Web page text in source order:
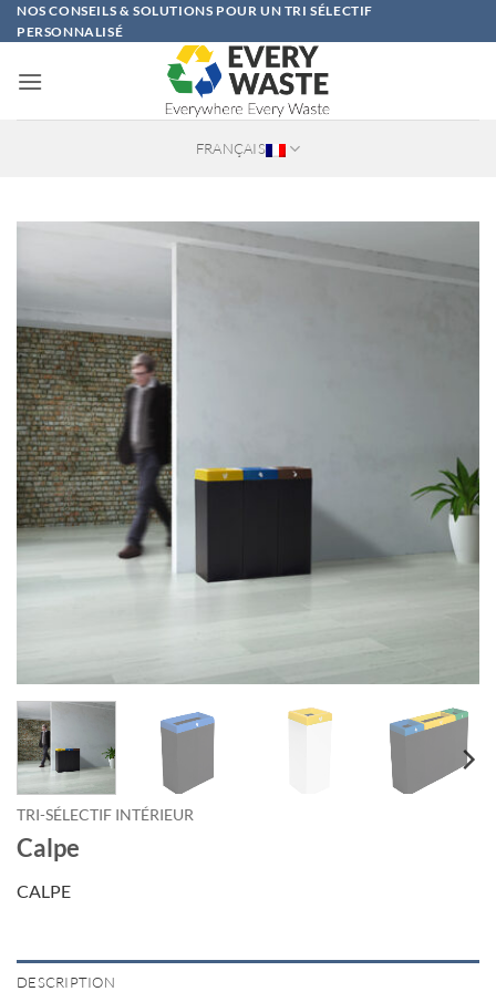
Passer
au
NOS CONSEILS & SOLUTIONS POUR UN TRI SÉLECTIF
PERSONNALISÉ
FRANÇAIS
TRI-SÉLECTIF INTÉRIEUR
Calpe
CALPE
DESCRIPTION